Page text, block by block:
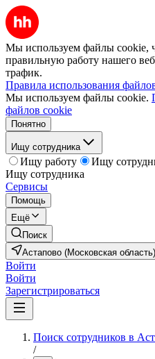
Мы используем файлы cookie,
правильную работу нашего
трафик.
Правила использования
Мы используем файлы cookie.
файлов cookie
Понятно
Ищу сотрудника
Ищу работу
Ищу
Ищу сотрудника
Сервисы
Помощь
Ещё
Поиск
Астапово (Московская область)
Войти
Войти
Зарегистрироваться
Поиск сотрудников в
/